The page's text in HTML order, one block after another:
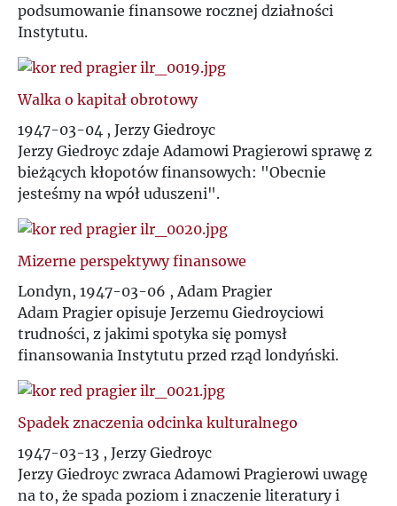
podsumowanie finansowe rocznej działności
Instytutu.
Walka o kapitał obrotowy
1947-03-04 , Jerzy Giedroyc
Jerzy Giedroyc zdaje Adamowi Pragierowi sprawę z
bieżących kłopotów finansowych: "Obecnie
jesteśmy na wpół uduszeni".
Mizerne perspektywy finansowe
Londyn, 1947-03-06 , Adam Pragier
Adam Pragier opisuje Jerzemu Giedroyciowi
trudności, z jakimi spotyka się pomysł
finansowania Instytutu przed rząd londyński.
Spadek znaczenia odcinka kulturalnego
1947-03-13 , Jerzy Giedroyc
Jerzy Giedroyc zwraca Adamowi Pragierowi uwagę
na to, że spada poziom i znaczenie literatury i